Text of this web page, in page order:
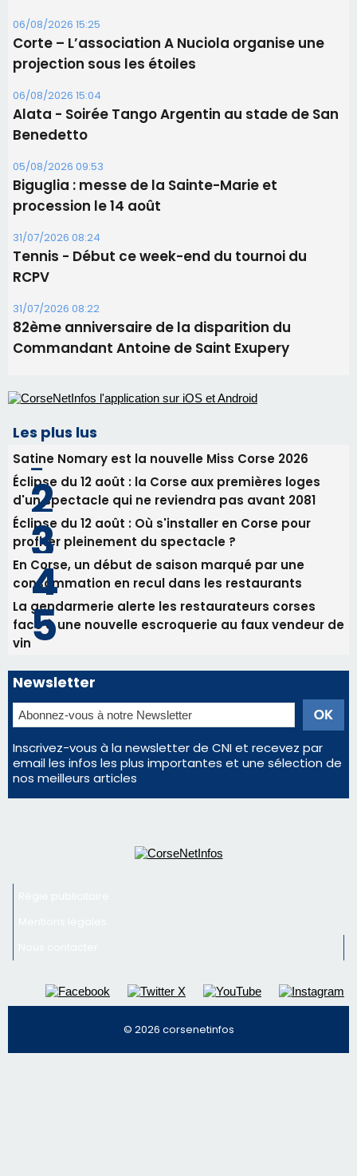
05/08/2026 09:53
Biguglia : messe de la Sainte-Marie et
procession le 14 août
31/07/2026 08:24
Tennis - Début ce week-end du tournoi du
RCPV
31/07/2026 08:22
82ème anniversaire de la disparition du
Commandant Antoine de Saint Exupery
Les plus lus
Satine Nomary est la nouvelle Miss Corse 2026
Éclipse du 12 août : la Corse aux premières loges
d'un spectacle qui ne reviendra pas avant 2081
profiter pleinement du spectacle ?
consommation en recul dans les restaurants
La gendarmerie alerte les restaurateurs corses
face à une nouvelle escroquerie au faux vendeur de
vin
Newsletter
Inscrivez-vous à la newsletter de CNI et recevez par
email les infos les plus importantes et une sélection de
nos meilleurs articles
Régie publicitaire
Mentions légales
Nous contacter